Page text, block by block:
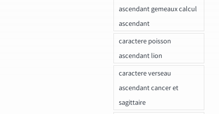
ascendant gemeaux calcul
ascendant
caractere poisson
ascendant lion
caractere verseau
ascendant cancer et
sagittaire